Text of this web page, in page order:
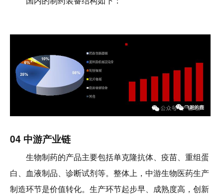
04 中游产业链
生物制药的产品主要包括单克隆抗体、疫苗、重组蛋
白、血液制品、诊断试剂等。整体上，中游生物医药生产
制造环节是价值转化。生产环节起步早、成熟度高，创新